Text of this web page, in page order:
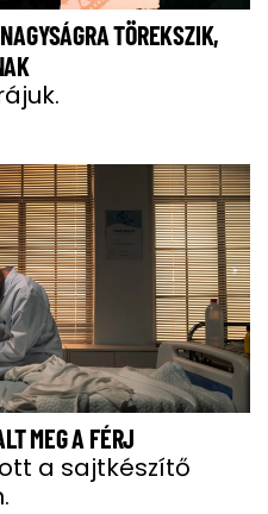
TÖREKSZIK,
MEG A FÉRJ
a sajtkészítő